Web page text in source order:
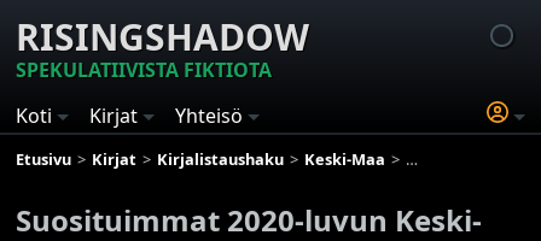
RISINGSHADOW
SPEKULATIIVISTA FIKTIOTA
Koti
Kirjat Yhteisö
Etusivu Kirjat Kirjalistaushaku Keski-Maa Suosituimmat
Suosituimmat 2020-luvun Keski-